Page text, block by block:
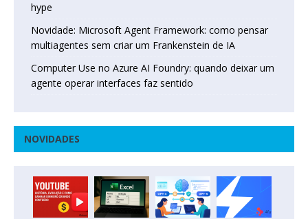
hype
Novidade: Microsoft Agent Framework: como pensar
multiagentes sem criar um Frankenstein de IA
Computer Use no Azure AI Foundry: quando deixar um
agente operar interfaces faz sentido
NOVIDADES